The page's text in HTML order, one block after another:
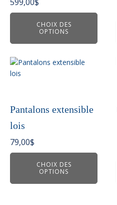
CHOIX DES
OPTIONS
être
la
page
du
produit
Pantalons extensible
lois
79,00$
CHOIX DES
OPTIONS
Ce
produit
variations.
options
peuvent
être
la